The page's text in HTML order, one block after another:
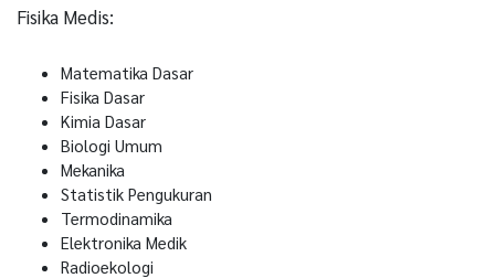
Fisika Medis:
Matematika Dasar
Fisika Dasar
Kimia Dasar
Biologi Umum
Mekanika
Statistik Pengukuran
Termodinamika
Elektronika Medik
Radioekologi